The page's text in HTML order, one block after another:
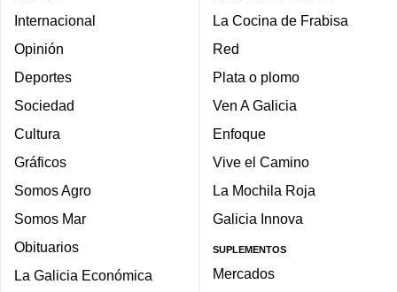
Internacional
Opinión
Deportes
Sociedad
Cultura
Gráficos
Somos Agro
Somos Mar
Obituarios
La Galicia Económica
La Cocina de Frabisa
Red
Plata o plomo
Ven A Galicia
Enfoque
Vive el Camino
La Mochila Roja
Galicia Innova
SUPLEMENTOS
Mercados